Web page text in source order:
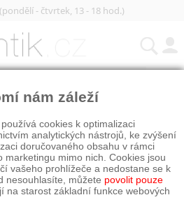
- čtvrtek, 13 - 18 hod.)
nám záleží
cookies k optimalizaci
analytických nástrojů, ke zvýšení
doručovaného obsahu v rámci
marketingu mimo nich. Cookies jsou
vašeho prohlížeče a nedostane se k
nesouhlasíte, můžete povolit pouze
na starost základní funkce webových